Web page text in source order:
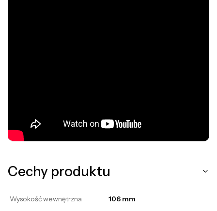
Cechy produktu
Wysokość wewnętrzna
106 mm